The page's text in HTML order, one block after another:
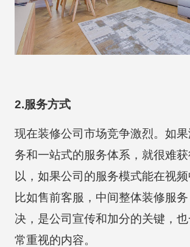
2.服务方式
现在装修公司市场竞争激烈。如
务和一站式的服务体系，就很难
以，如果公司的服务模式能在视频
比如售前客服，中间整体装修服
决，是公司宣传和加分的关键，
常重视的内容。